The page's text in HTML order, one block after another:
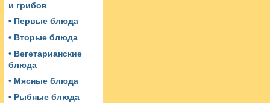
и грибов
• Первые блюда
• Вторые блюда
• Вегетарианские
блюда
• Мясные блюда
• Рыбные блюда